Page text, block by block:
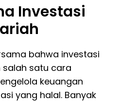
Investasi
bahwa investasi
satu cara
keuangan
yang halal. Banyak